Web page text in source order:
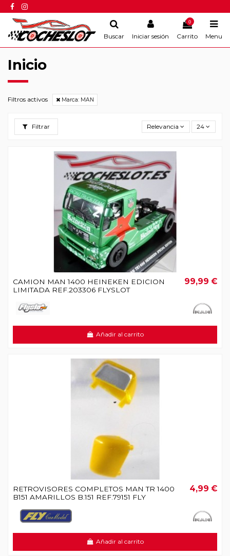
Buscar Iniciar sesión
0
Carrito Menu
Inicio
Filtros activos Marca: MAN
Filtrar Relevancia 24
CAMION MAN 1400 HEINEKEN EDICION
LIMITADA REF.203306 FLYSLOT
99,99 €
Añadir al carrito
RETROVISORES COMPLETOS MAN TR 1400
B151 AMARILLOS B.151 REF.79151 FLY
4,99 €
Añadir al carrito